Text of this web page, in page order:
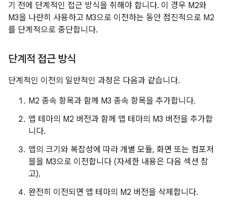
기 전에 단계적인 접근 방식을 취해야 합니다. 이 경우 M2와
M3을 나란히 사용하고 M3으로 이전하는 동안 점진적으로 M2
를 단계적으로 중단합니다.
단계적 접근 방식
단계적인 이전의 일반적인 과정은 다음과 같습니다.
M2 종속 항목과 함께 M3 종속 항목을 추가합니다.
앱 테마의 M2 버전과 함께 앱 테마의 M3 버전을 추가합
니다.
앱의 크기와 복잡성에 따라 개별 모듈, 화면 또는 컴포저
블을 M3으로 이전합니다 (자세한 내용은 다음 섹션 참
고).
완전히 이전되면 앱 테마의 M2 버전을 삭제합니다.